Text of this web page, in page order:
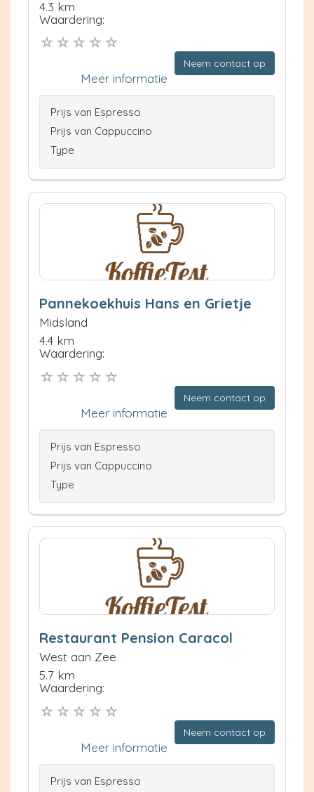
4.3 km
Waardering:
Neem contact op
Meer informatie
Prijs van Espresso
Prijs van Cappuccino
Type
Pannekoekhuis Hans en Grietje
Midsland
4.4 km
Waardering:
Neem contact op
Meer informatie
Prijs van Espresso
Prijs van Cappuccino
Type
Restaurant Pension Caracol
West aan Zee
5.7 km
Waardering:
Neem contact op
Meer informatie
Prijs van Espresso